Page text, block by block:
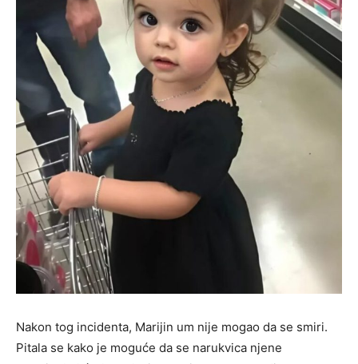
Nakon tog incidenta, Marijin um nije mogao da se smiri.
Pitala se kako je moguće da se narukvica njene